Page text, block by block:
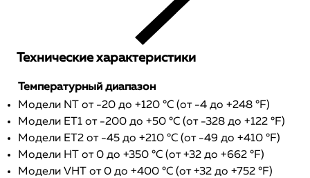
Технические характеристики
Температурный диапазон
Модели NT от -20 до +120 °C (от -4 до +248 °F)
Модели ET1 от -200 до +50 °C (от -328 до +122 °F)
Модели ET2 от -45 до +210 °C (от -49 до +410 °F)
Модели HT от 0 до +350 °C (от +32 до +662 °F)
Модели VHT от 0 до +400 °C (от +32 до +752 °F)